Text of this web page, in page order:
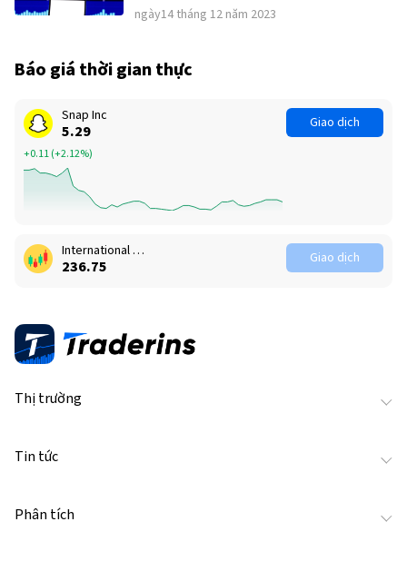
ngày14 tháng 12 năm 2023
Báo giá thời gian thực
Snap Inc
5.29
+0.11(+2.12%)
Giao dịch
International Business Machines Corp
236.75 Giao dịch
Thị trường
Tin tức
Phân tích